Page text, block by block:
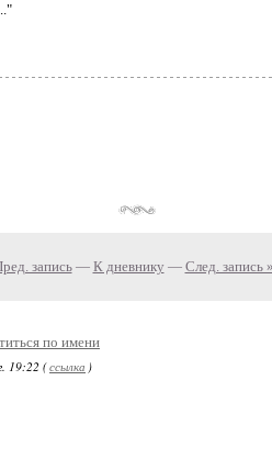
запись— К дневнику — След. запись »
по имени
19:22 (ссылка )